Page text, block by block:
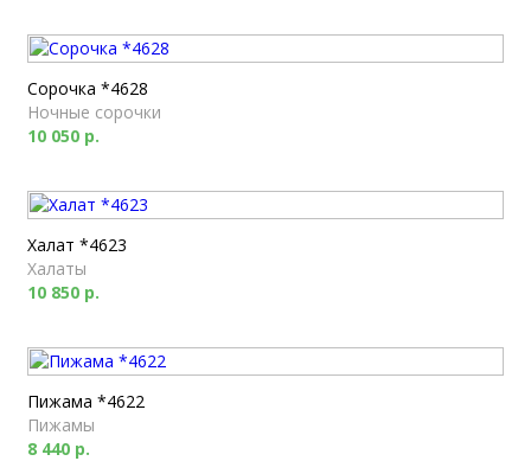
Сорочка *4628
Ночные сорочки
10 050 р.
Халат *4623
Халаты
10 850 р.
Пижама *4622
Пижамы
8 440 р.